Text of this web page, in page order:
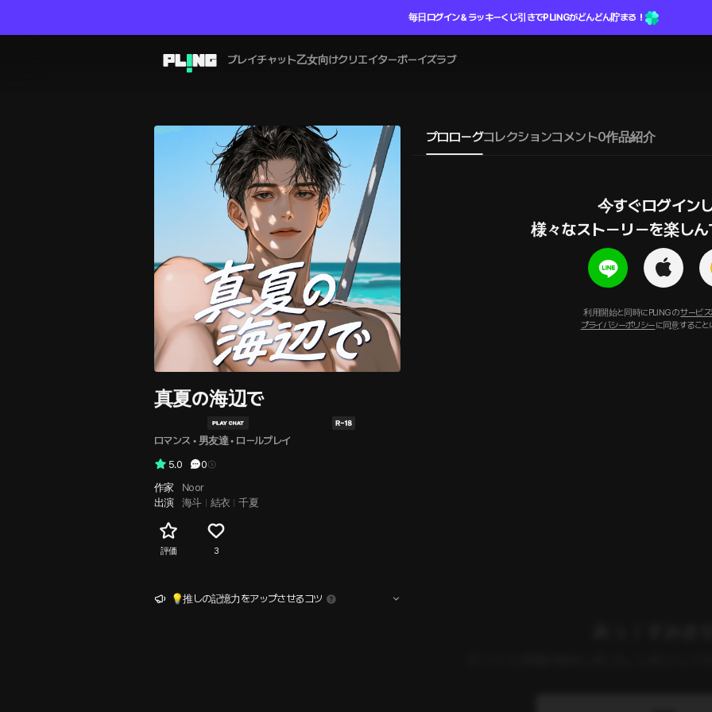
毎日ログイン＆ラッキーくじ引きでPLINGがどんどん貯まる！
プレイチャット乙女向けクリエイターボーイズラブ
真夏の海辺で
ロマンス • 男友達 • ロールプレイ
5.0
0
作家
Noor
出演
海斗 結衣 千夏
評価 3
💡推しの記憶力をアップさせるコツ
プロローグコレクションコメント0作品紹介
今すぐログイン
様々なストーリーを楽しん
利用開始と同時にPLINGのサービ
プライバシーポリシーに同意すること